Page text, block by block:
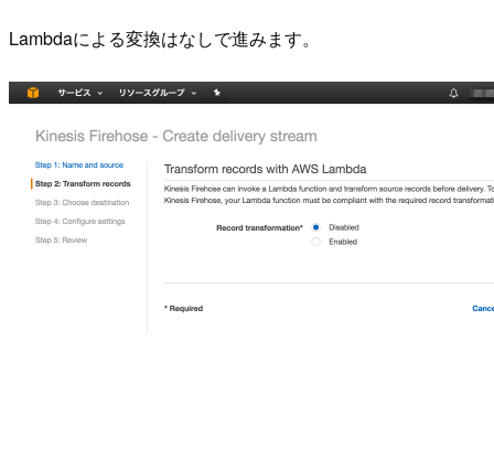
Lambdaによる変換はなしで進みます。